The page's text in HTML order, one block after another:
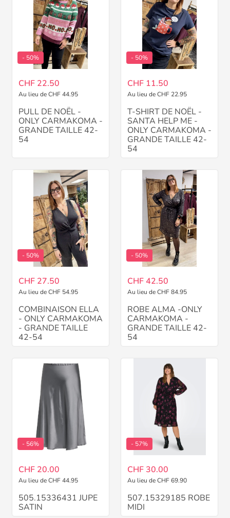
- 50%
CHF 22.50
Au lieu de CHF 44.95
PULL DE NOËL -
ONLY CARMAKOMA -
GRANDE TAILLE 42-
54
- 50%
CHF 11.50
Au lieu de CHF 22.95
T-SHIRT DE NOËL -
SANTA HELP ME -
ONLY CARMAKOMA -
GRANDE TAILLE 42-
54
- 50%
CHF 27.50
Au lieu de CHF 54.95
COMBINAISON ELLA
- ONLY CARMAKOMA
- GRANDE TAILLE
42-54
- 50%
CHF 42.50
Au lieu de CHF 84.95
ROBE ALMA -ONLY
CARMAKOMA -
GRANDE TAILLE 42-
54
- 56%
CHF 20.00
Au lieu de CHF 44.95
505.15336431 JUPE
SATIN
- 57%
CHF 30.00
Au lieu de CHF 69.90
507.15329185 ROBE
MIDI